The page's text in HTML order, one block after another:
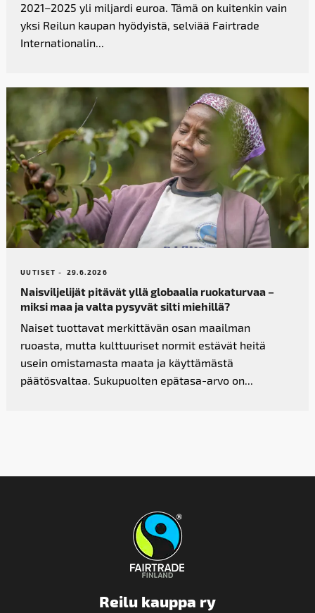
2021–2025 yli miljardi euroa. Tämä on kuitenkin vain
yksi Reilun kaupan hyödyistä, selviää Fairtrade
Internationalin...
UUTISET - 29.6.2026
Naisviljelijät pitävät yllä globaalia ruokaturvaa –
miksi maa ja valta pysyvät silti miehillä?
Naiset tuottavat merkittävän osan maailman
ruoasta, mutta kulttuuriset normit estävät heitä
usein omistamasta maata ja käyttämästä
päätösvaltaa. Sukupuolten epätasa-arvo on...
Reilu kauppa ry